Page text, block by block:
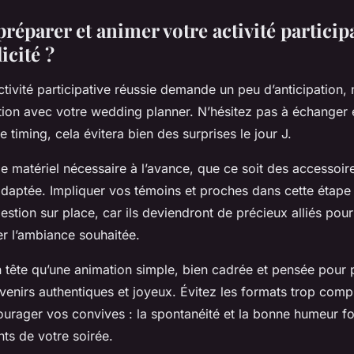
et animer votre activité
?
participative réussie demande un peu d’anticipation,
avec votre wedding planner. N’hésitez pas à échanger
timing, cela évitera bien des surprises le jour J.
matériel nécessaire à l’avance, que ce soit des
Impliquer vos témoins et proches dans cette
sur place, car ils deviendront de précieux alliés
l’ambiance souhaitée.
qu’une animation simple, bien cadrée et pensée pour
authentiques et joyeux. Évitez les formats trop
vos convives : la spontanéité et la bonne humeur
de votre soirée.